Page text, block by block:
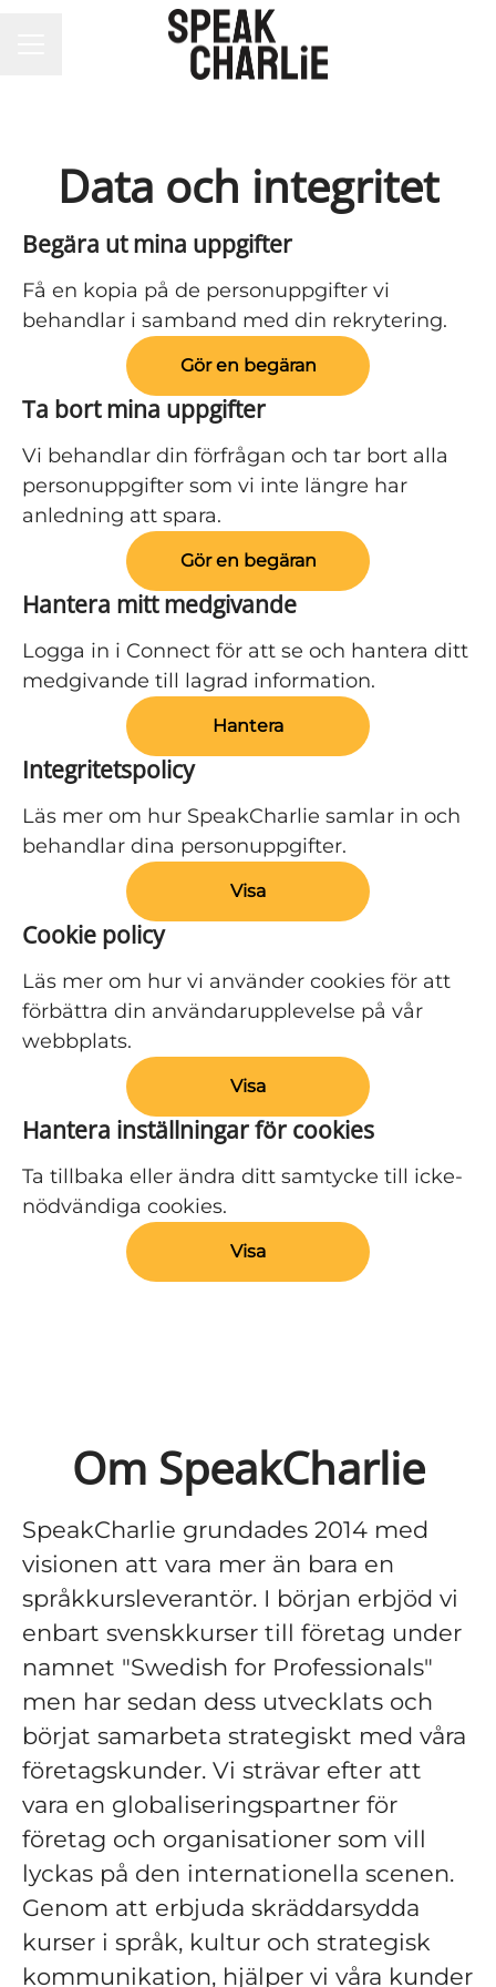
Data och integritet
Begära ut mina uppgifter
Få en kopia på de personuppgifter vi
behandlar i samband med din rekrytering.
Gör en begäran
Ta bort mina uppgifter
Vi behandlar din förfrågan och tar bort alla
personuppgifter som vi inte längre har
anledning att spara.
Gör en begäran
Hantera mitt medgivande
Logga in i Connect för att se och hantera ditt
medgivande till lagrad information.
Hantera
Integritetspolicy
Läs mer om hur SpeakCharlie samlar in och
behandlar dina personuppgifter.
Visa
Cookie policy
Läs mer om hur vi använder cookies för att
förbättra din användarupplevelse på vår
webbplats.
Visa
Hantera inställningar för cookies
Ta tillbaka eller ändra ditt samtycke till icke-
nödvändiga cookies.
Visa
Om SpeakCharlie
SpeakCharlie grundades 2014 med
visionen att vara mer än bara en
språkkursleverantör. I början erbjöd vi
enbart svenskkurser till företag under
namnet "Swedish for Professionals"
men har sedan dess utvecklats och
börjat samarbeta strategiskt med våra
företagskunder. Vi strävar efter att
vara en globaliseringspartner för
företag och organisationer som vill
lyckas på den internationella scenen.
Genom att erbjuda skräddarsydda
kurser i språk, kultur och strategisk
kommunikation, hjälper vi våra kunder